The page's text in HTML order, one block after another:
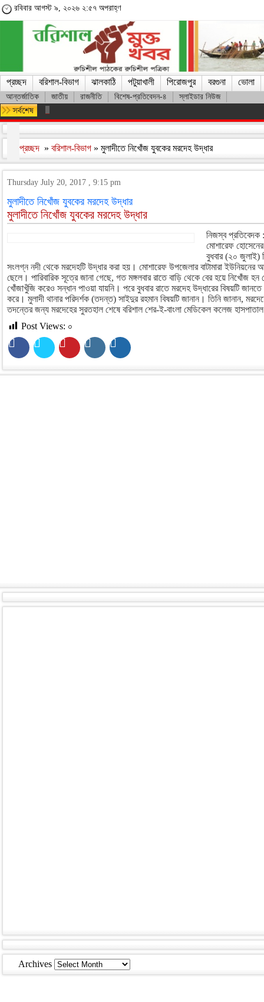
রবিবার আগস্ট ৯, ২০২৬ ২:৫৭ অপরাহ্ণ
প্রচ্ছদ বরিশাল-বিভাগ ঝালকাঠি পটুয়াখালী পিরোজপুর বরগুনা ভোলা
আন্তর্জাতিক জাতীয় রাজনীতি বিশেষ-প্রতিবেদন-৪ স্লাইডার নিউজ
মারা গেলেন লিওনেল মেসির বাবা হোর্হে মেসি
প্রচ্ছদ » বরিশাল-বিভাগ » মুলাদীতে নিখোঁজ যুবকের মরদেহ উদ্ধার
Thursday July 20, 2017 , 9:15 pm
মুলাদীতে নিখোঁজ যুবকের মরদেহ উদ্ধার
মুলাদীতে নিখোঁজ যুবকের মরদেহ উদ্ধার
নিজস্ব প্রতিবেদক
মোশারেফ
বুধবার (২০ জুলাই)
সংলগ্ন নদী থেকে মরদেহটি উদ্ধার করা হয়। মোশারেফ উপজেলার বাটামারা ইউনিয়নের
ছেলে। পারিবারিক সূত্রে জানা গেছে, গত মঙ্গলবার রাতে বাড়ি থেকে বের হয়ে নিখোঁজ
খোঁজাখুঁজি করেও সন্ধান পাওয়া যায়নি। পরে বুধবার রাতে মরদেহ উদ্ধারের বিষয়টি
করে। মুলাদী থানার পরিদর্শক (তদন্ত) সাইদুর রহমান বিষয়টি জানান। তিনি জানান,
তদন্তের জন্য মরদেহের সুরতহাল শেষে বরিশাল শের-ই-বাংলা মেডিকেল কলেজ হাসপাতাল
Post Views: ০
Archives Archives